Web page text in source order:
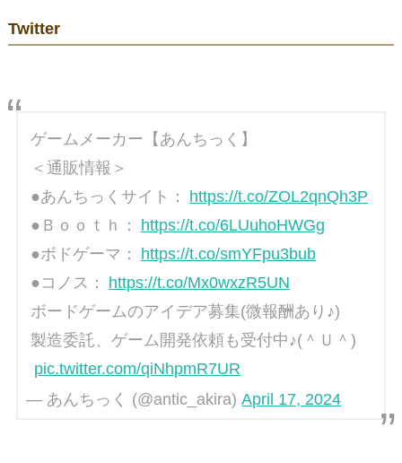
Twitter
ゲームメーカー【あんちっく】
＜通販情報＞
●あんちっくサイト：
https://t.co/ZOL2qnQh3P
●Ｂｏｏｔｈ：
https://t.co/6LUuhoHWGg
●ボドゲーマ：
https://t.co/smYFpu3bub
●コノス：
https://t.co/Mx0wxzR5UN
ボードゲームのアイデア募集(微報酬あり♪)
製造委託、ゲーム開発依頼も受付中♪(＾Ｕ＾)
pic.twitter.com/qiNhpmR7UR
— あんちっく (@antic_akira)April 17, 2024